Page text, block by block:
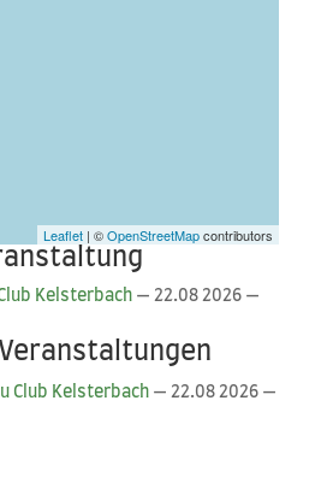
Leaflet | ©OpenStreetMapcontributors
Kels­ter­bach— 22.08 2026 —
Club Kels­ter­bach— 22.08 2026 —